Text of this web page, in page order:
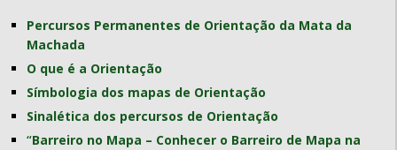
Percursos Permanentes de Orientação da Mata da
Machada
O que é a Orientação
Símbologia dos mapas de Orientação
Sinalética dos percursos de Orientação
“Barreiro no Mapa – Conhecer o Barreiro de Mapa na